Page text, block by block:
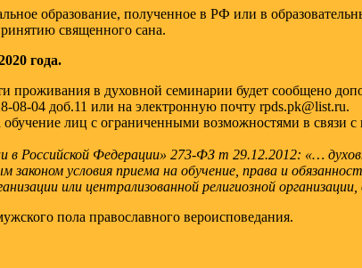
образование, полученное в РФ или в
священного сана.
года.
в духовной семинарии будет сообщено
08-04 доб.11 или на электронную почту rpds.pk@list.ru.
обучение лиц с ограниченными возможностями в
в Российской Федерации» 273-ФЗ т 29.12.2012: «…
условия приема на обучение, права и
или централизованной религиозной
пола православного вероисповедания.